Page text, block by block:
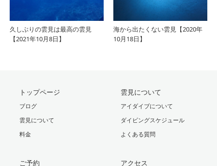
久しぶりの雲見は最高の雲見
【2021年10月8日】
海から出たくない雲見【2020年
10月18日】
トップページ
ブログ
雲見について
料金
雲見について
アイダイブについて
ダイビングスケジュール
よくある質問
ご予約 アクセス